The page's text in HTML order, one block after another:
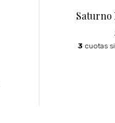
Saturno
3 cuotas